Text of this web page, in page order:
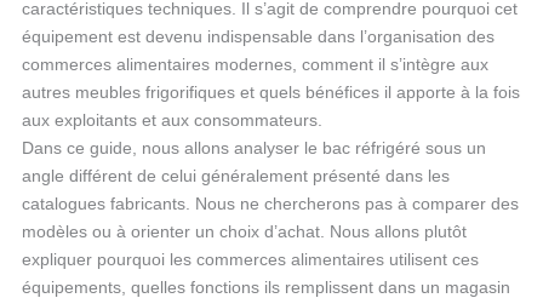
caractéristiques techniques. Il s’agit de comprendre pourquoi cet
équipement est devenu indispensable dans l’organisation des
commerces alimentaires modernes, comment il s’intègre aux
autres meubles frigorifiques et quels bénéfices il apporte à la fois
aux exploitants et aux consommateurs.
Dans ce guide, nous allons analyser le bac réfrigéré sous un
angle différent de celui généralement présenté dans les
catalogues fabricants. Nous ne chercherons pas à comparer des
modèles ou à orienter un choix d’achat. Nous allons plutôt
expliquer pourquoi les commerces alimentaires utilisent ces
équipements, quelles fonctions ils remplissent dans un magasin